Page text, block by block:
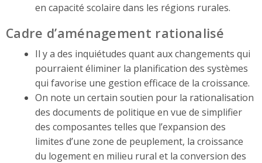
en capacité scolaire dans les régions rurales.
Cadre d’aménagement rationalisé
Il y a des inquiétudes quant aux changements qui
pourraient éliminer la planification des systèmes
qui favorise une gestion efficace de la croissance.
On note un certain soutien pour la rationalisation
des documents de politique en vue de simplifier
des composantes telles que l’expansion des
limites d’une zone de peuplement, la croissance
du logement en milieu rural et la conversion des